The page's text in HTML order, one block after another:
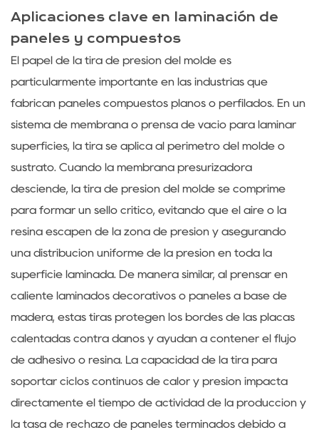
Aplicaciones clave en laminación de
paneles y compuestos
El papel de la tira de presión del molde es
particularmente importante en las industrias que
fabrican paneles compuestos planos o perfilados. En un
sistema de membrana o prensa de vacío para laminar
superficies, la tira se aplica al perímetro del molde o
sustrato. Cuando la membrana presurizadora
desciende, la tira de presión del molde se comprime
para formar un sello crítico, evitando que el aire o la
resina escapen de la zona de presión y asegurando
una distribución uniforme de la presión en toda la
superficie laminada. De manera similar, al prensar en
caliente laminados decorativos o paneles a base de
madera, estas tiras protegen los bordes de las placas
calentadas contra daños y ayudan a contener el flujo
de adhesivo o resina. La capacidad de la tira para
soportar ciclos continuos de calor y presión impacta
directamente el tiempo de actividad de la producción y
la tasa de rechazo de paneles terminados debido a